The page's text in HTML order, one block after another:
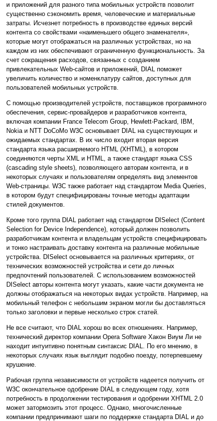
и приложений для разного типа мобильных устройств позволит
существенно сэкономить время, человеческие и материальные
затраты. Исчезнет потребность в производстве единых версий
контента со свойствами «наименьшего общего знаменателя»,
которые могут отображаться на различных устройствах, но на
каждом из них обеспечивают ограниченную функциональность. За
счет сокращения расходов, связанных с созданием
привлекательных Web-сайтов и приложений, DIAL поможет
увеличить количество и номенклатуру сайтов, доступных для
пользователей мобильных устройств.
С помощью производителей устройств, поставщиков программного
обеспечения, сервис-провайдеров и разработчиков контента,
включая компании France Telecom Group, Hewlett-Packard, IBM,
Nokia и NTT DoCoMo W3C основывает DIAL на существующих и
ожидаемых стандартах. В их число входит вторая версия
стандарта языка расширяемого HTML (XHTML), в котором
соединяются черты XML и HTML, а также стандарт языка CSS
(cascading style sheets), позволяющего авторам контента, и в
некоторых случаях и пользователям определять вид элементов
Web-страницы. W3C также работает над стандартом Media Queries,
в котором будут специфицированы точные методы адаптации
стилей документов.
Кроме того группа DIAL работает над стандартом DISelect (Content
Selection for Device Independence), который должен позволить
разработчикам контента и владельцам устройств специфицировать
и тонко настраивать доставку контента на различные мобильные
устройства. DISelect основывается на различных критериях, от
технических возможностей устройства и сети до личных
предпочтений пользователей. С использованием возможностей
DISelect авторы контента могут указать, какие части документа не
должны отображаться на некоторых видах устройств. Например, на
мобильный телефон с небольшим экраном могли бы доставляться
только заголовки и первые несколько строк статей.
Не все считают, что DIAL хорош во всех отношениях. Например,
технический директор компании Opera Software Хакон Виум Ли не
находит интуитивно понятным синтаксис DIAL. По его мнению, в
некоторых случаях язык выглядит подобно поезду, потерпевшему
крушение.
Рабочая группа независимости от устройств надеется получить от
W3C окончательное одобрение DIAL в следующем году, хотя
потребность в продолжении тестирования и одобрении XHTML 2.0
может затормозить этот процесс. Однако, многочисленные
компании предпринимают шаги по поддержке стандарта DIAL и до